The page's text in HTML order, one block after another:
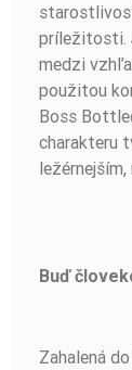
príležitosti.
medzi
použitou
Boss
charakteru
Buď
Zahalená